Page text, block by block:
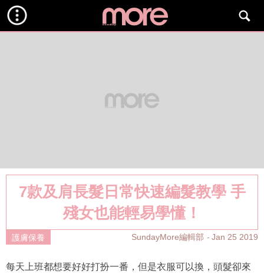
7款及肩長髮日常快速編髮教學 手
殘女也能輕易學懂！
護膚保養 SundayMore編輯部 Jan 25 2019
每天上班都想要好好打扮一番，但是衣服可以換，頭髮卻來